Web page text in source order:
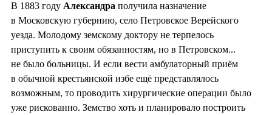
В 1883 году Александра получила назначение
в Московскую губернию, село Петровское Верейского
уезда. Молодому земскому доктору не терпелось
приступить к своим обязанностям, но в Петровском...
не было больницы. И если вести амбулаторный приём
в обычной крестьянской избе ещё представлялось
возможным, то проводить хирургические операции было
уже рискованно. Земство хоть и планировало построить